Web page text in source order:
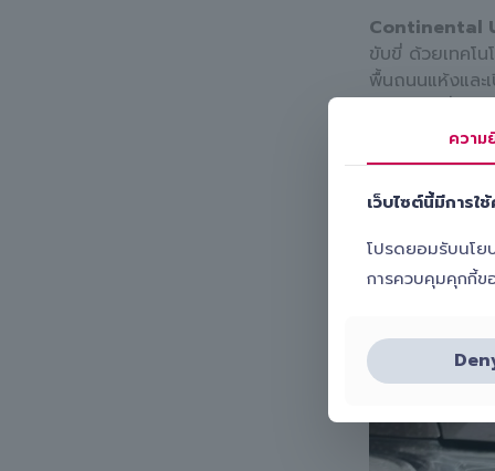
Continental
ขับขี่ ด้วยเทคโน
พื้นถนนแห้งและ
ด้วยมาตรฐาน
แบบตามมาตรฐ
เคสนี้ทีมงาน
ความ
เว็บไซต์นี้มีการใ
โปรดยอมรับนโย
การควบคุมคุกกี้ข